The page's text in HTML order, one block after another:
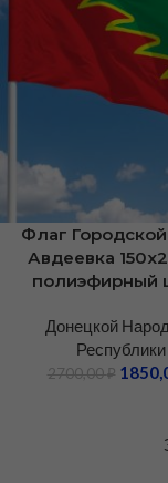
Флаг Городской
Авдеевка
полиэфирный
Донецкой
Республики
2700,00₽